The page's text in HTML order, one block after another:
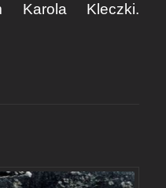
Karola Kleczki.